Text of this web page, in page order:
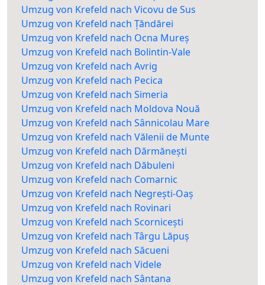
Umzug von Krefeld nach Vicovu de Sus
Umzug von Krefeld nach Țăndărei
Umzug von Krefeld nach Ocna Mureș
Umzug von Krefeld nach Bolintin-Vale
Umzug von Krefeld nach Avrig
Umzug von Krefeld nach Pecica
Umzug von Krefeld nach Simeria
Umzug von Krefeld nach Moldova Nouă
Umzug von Krefeld nach Sânnicolau Mare
Umzug von Krefeld nach Vălenii de Munte
Umzug von Krefeld nach Dărmănești
Umzug von Krefeld nach Dăbuleni
Umzug von Krefeld nach Comarnic
Umzug von Krefeld nach Negrești-Oaș
Umzug von Krefeld nach Rovinari
Umzug von Krefeld nach Scornicești
Umzug von Krefeld nach Târgu Lăpuș
Umzug von Krefeld nach Săcueni
Umzug von Krefeld nach Videle
Umzug von Krefeld nach Sântana